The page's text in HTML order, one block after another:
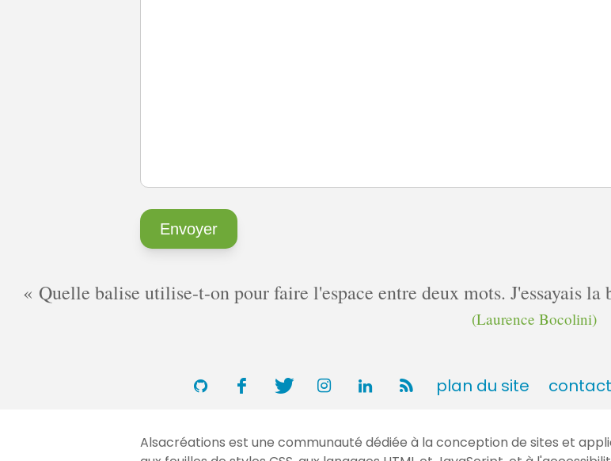
Quelle balise utilise-t-on pour faire l'espace entre deux mots. J'essayais
(Laurence Bocolini)
plan du site contact
Alsacréations est une communauté dédiée à la conception de sites et